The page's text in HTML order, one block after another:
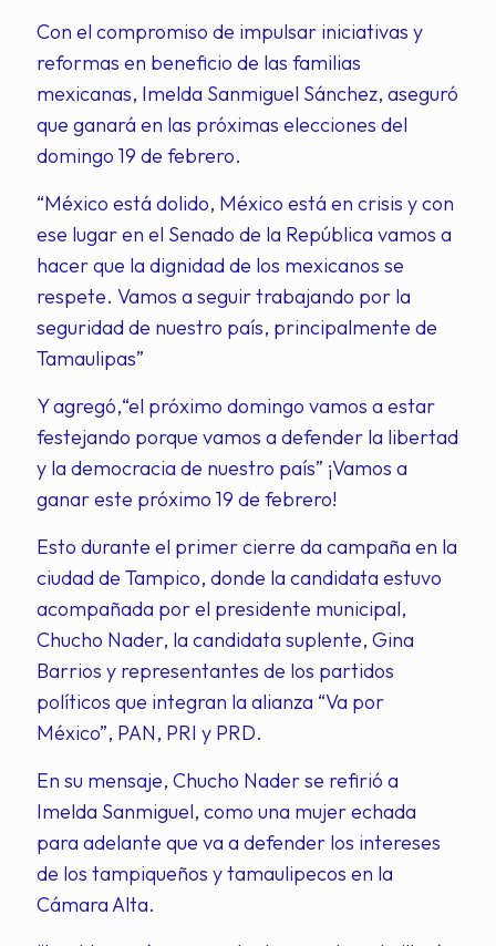
Con el compromiso de impulsar iniciativas y
reformas en beneficio de las familias
mexicanas, Imelda Sanmiguel Sánchez, aseguró
que ganará en las próximas elecciones del
domingo 19 de febrero.
“México está dolido, México está en crisis y con
ese lugar en el Senado de la República vamos a
hacer que la dignidad de los mexicanos se
respete. Vamos a seguir trabajando por la
seguridad de nuestro país, principalmente de
Tamaulipas”
Y agregó,“el próximo domingo vamos a estar
festejando porque vamos a defender la libertad
y la democracia de nuestro país” ¡Vamos a
ganar este próximo 19 de febrero!
Esto durante el primer cierre da campaña en la
ciudad de Tampico, donde la candidata estuvo
acompañada por el presidente municipal,
Chucho Nader, la candidata suplente, Gina
Barrios y representantes de los partidos
políticos que integran la alianza “Va por
México”, PAN, PRI y PRD.
En su mensaje, Chucho Nader se refirió a
Imelda Sanmiguel, como una mujer echada
para adelante que va a defender los intereses
de los tampiqueños y tamaulipecos en la
Cámara Alta.